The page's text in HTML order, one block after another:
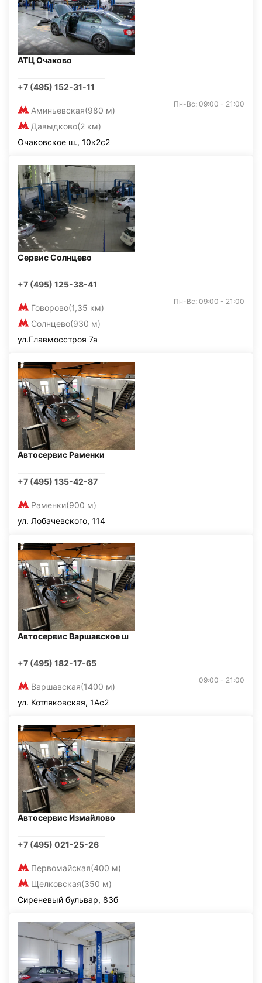
АТЦ Очаково
+7 (495) 152-31-11
Аминьевская(980 м)
Давыдково(2 км)
Пн-Вс: 09:00 - 21:00
Очаковское ш., 10к2с2
Сервис Солнцево
+7 (495) 125-38-41
Говорово(1,35 км)
Солнцево(930 м)
Пн-Вс: 09:00 - 21:00
ул.Главмосстроя 7а
Автосервис Раменки
+7 (495) 135-42-87
Раменки(900 м)
ул. Лобачевского, 114
Автосервис Варшавское ш
+7 (495) 182-17-65
Варшавская(1400 м)
09:00 - 21:00
ул. Котляковская, 1Ас2
Автосервис Измайлово
+7 (495) 021-25-26
Первомайская(400 м)
Щелковская(350 м)
Сиреневый бульвар, 83б